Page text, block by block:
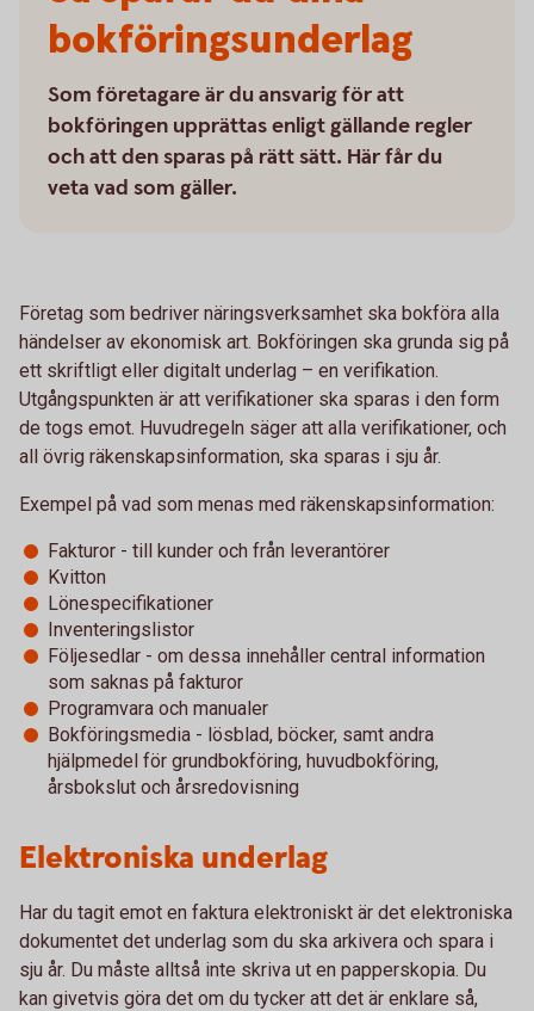
bokföringsunderlag
Som företagare är du ansvarig för att
bokföringen upprättas enligt gällande regler
och att den sparas på rätt sätt. Här får du
veta vad som gäller.
Företag som bedriver näringsverksamhet ska bokföra alla
händelser av ekonomisk art. Bokföringen ska grunda sig på
ett skriftligt eller digitalt underlag – en verifikation.
Utgångspunkten är att verifikationer ska sparas i den form
de togs emot. Huvudregeln säger att alla verifikationer, och
all övrig räkenskapsinformation, ska sparas i sju år.
Exempel på vad som menas med räkenskapsinformation:
Fakturor - till kunder och från leverantörer
Kvitton
Lönespecifikationer
Inventeringslistor
Följesedlar - om dessa innehåller central information
som saknas på fakturor
Programvara och manualer
Bokföringsmedia - lösblad, böcker, samt andra
hjälpmedel för grundbokföring, huvudbokföring,
årsbokslut och årsredovisning
Elektroniska underlag
Har du tagit emot en faktura elektroniskt är det elektroniska
dokumentet det underlag som du ska arkivera och spara i
sju år. Du måste alltså inte skriva ut en papperskopia. Du
kan givetvis göra det om du tycker att det är enklare så,